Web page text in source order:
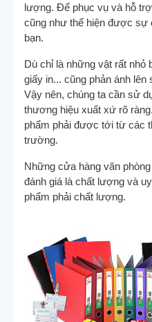
lượng. Để phục vụ và hỗ
cũng như thể hiện được sự
bạn.
Dù chỉ là những vật rất nhỏ
giấy in... cũng phản ánh
Vậy nên, chúng ta cần sử
thương hiệu xuất xứ rõ
phẩm phải được tới từ các
trường.
Những cửa hàng văn
đánh giá là chất lượng và
phẩm phải chất lượng.